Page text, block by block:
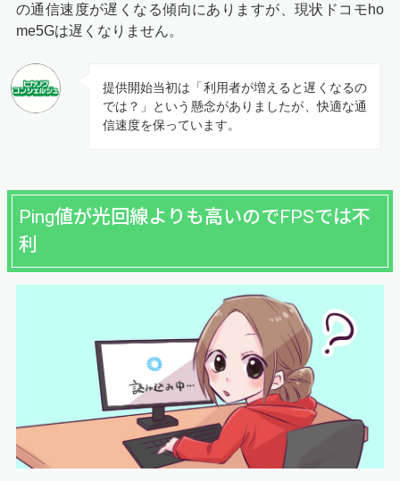
の通信速度が遅くなる傾向にありますが、現状ドコモho
me5Gは遅くなりません。
提供開始当初は「利用者が増えると遅くなるの
では？」という懸念がありましたが、快適な通
信速度を保っています。
Ping値が光回線よりも高いのでFPSでは不
利